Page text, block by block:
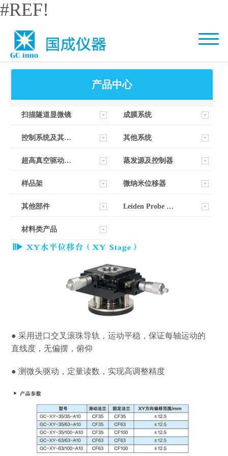
#REF!
产品中心
扫描隧道显微镜 成膜系统
控制系统及其软件 其他系统
超高真空驱动器部件 蒸发源及控制器
样品架 微纳米位移器
其他部件 Leiden Probe Microscopy
材料类产品
● 采用进口交叉滚珠导轨，运动平稳，保证每轴运动的
直线度，无偏摆，俯仰
● 测微头驱动，定量读数，实现高调整精度